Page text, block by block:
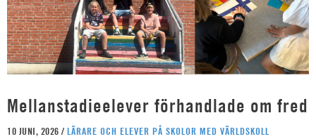
Mellanstadieelever förhandlade om fred
10 JUNI, 2026 / LÄRARE OCH ELEVER PÅ SKOLOR MED VÄRLDSKOLL